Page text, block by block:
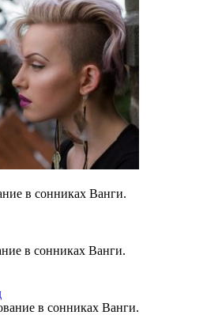
в сонниках Ванги.
в сонниках Ванги.
в сонниках Ванги.